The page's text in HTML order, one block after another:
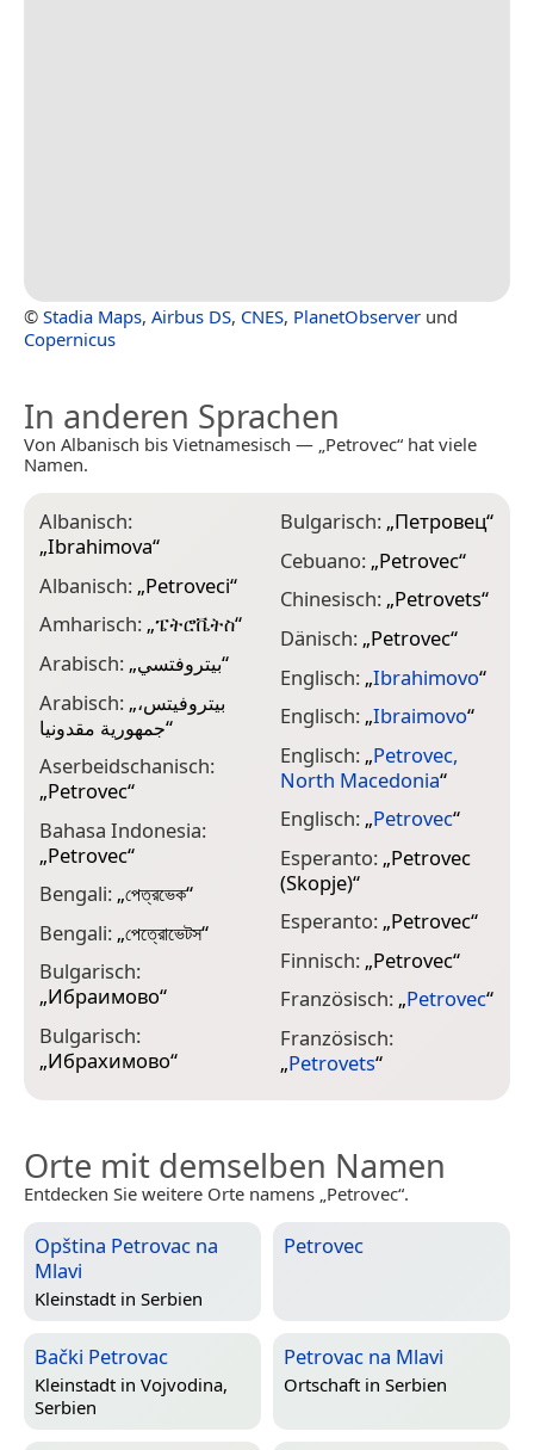
© Stadia Maps, Airbus DS, CNES, PlanetObserver und
Copernicus
In anderen Sprachen
Von Albanisch bis Vietnamesisch — „Petrovec“ hat viele
Namen.
Albanisch:
„Ibrahimova“
Albanisch: „Petroveci“
Amharisch: „ፔትሮቬትስ“
Arabisch: „بيتروفتسي“
Arabisch: „بيتروفيتس،
جمهورية مقدونيا“
Aserbeidschanisch:
„Petrovec“
Bahasa Indonesia:
„Petrovec“
Bengali: „পেত্রভেক“
Bengali: „পেত্রোভেটস“
Bulgarisch:
„Ибраимово“
Bulgarisch:
„Ибрахимово“
Bulgarisch: „Петровец“
Cebuano: „Petrovec“
Chinesisch: „Petrovets“
Dänisch: „Petrovec“
Englisch: „Ibrahimovo“
Englisch: „Ibraimovo“
Englisch: „Petrovec,
North Macedonia“
Englisch: „Petrovec“
Esperanto: „Petrovec
(Skopje)“
Esperanto: „Petrovec“
Finnisch: „Petrovec“
Französisch: „Petrovec“
Französisch:
„Petrovets“
Orte mit demselben Namen
Entdecken Sie weitere Orte namens „Petrovec“.
Opština Petrovac na
Mlavi
Kleinstadt in Serbien
Petrovec
Bački Petrovac
Kleinstadt in Vojvodina,
Serbien
Petrovac na Mlavi
Ortschaft in Serbien